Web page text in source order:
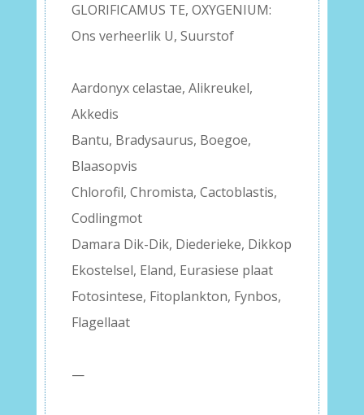
GLORIFICAMUS TE, OXYGENIUM:
Ons verheerlik U, Suurstof
Aardonyx celastae, Alikreukel,
Akkedis
Bantu, Bradysaurus, Boegoe,
Blaasopvis
Chlorofil, Chromista, Cactoblastis,
Codlingmot
Damara Dik-Dik, Diederieke, Dikkop
Ekostelsel, Eland, Eurasiese plaat
Fotosintese, Fitoplankton, Fynbos,
Flagellaat
—